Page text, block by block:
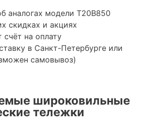
аналогах модели T20B850
скидках и акциях
счёт на оплату
в Санкт-Петербурге или
самовывоз)
широковильные
тележки